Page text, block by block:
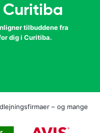
tilbuddene fra
dig i Curitiba.
– og mange